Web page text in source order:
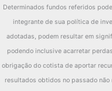
Determinados fundos referidos
integrante de sua política de
adotadas, podem resultar em
podendo inclusive acarretar
obrigação do cotista de aportar
resultados obtidos no passado